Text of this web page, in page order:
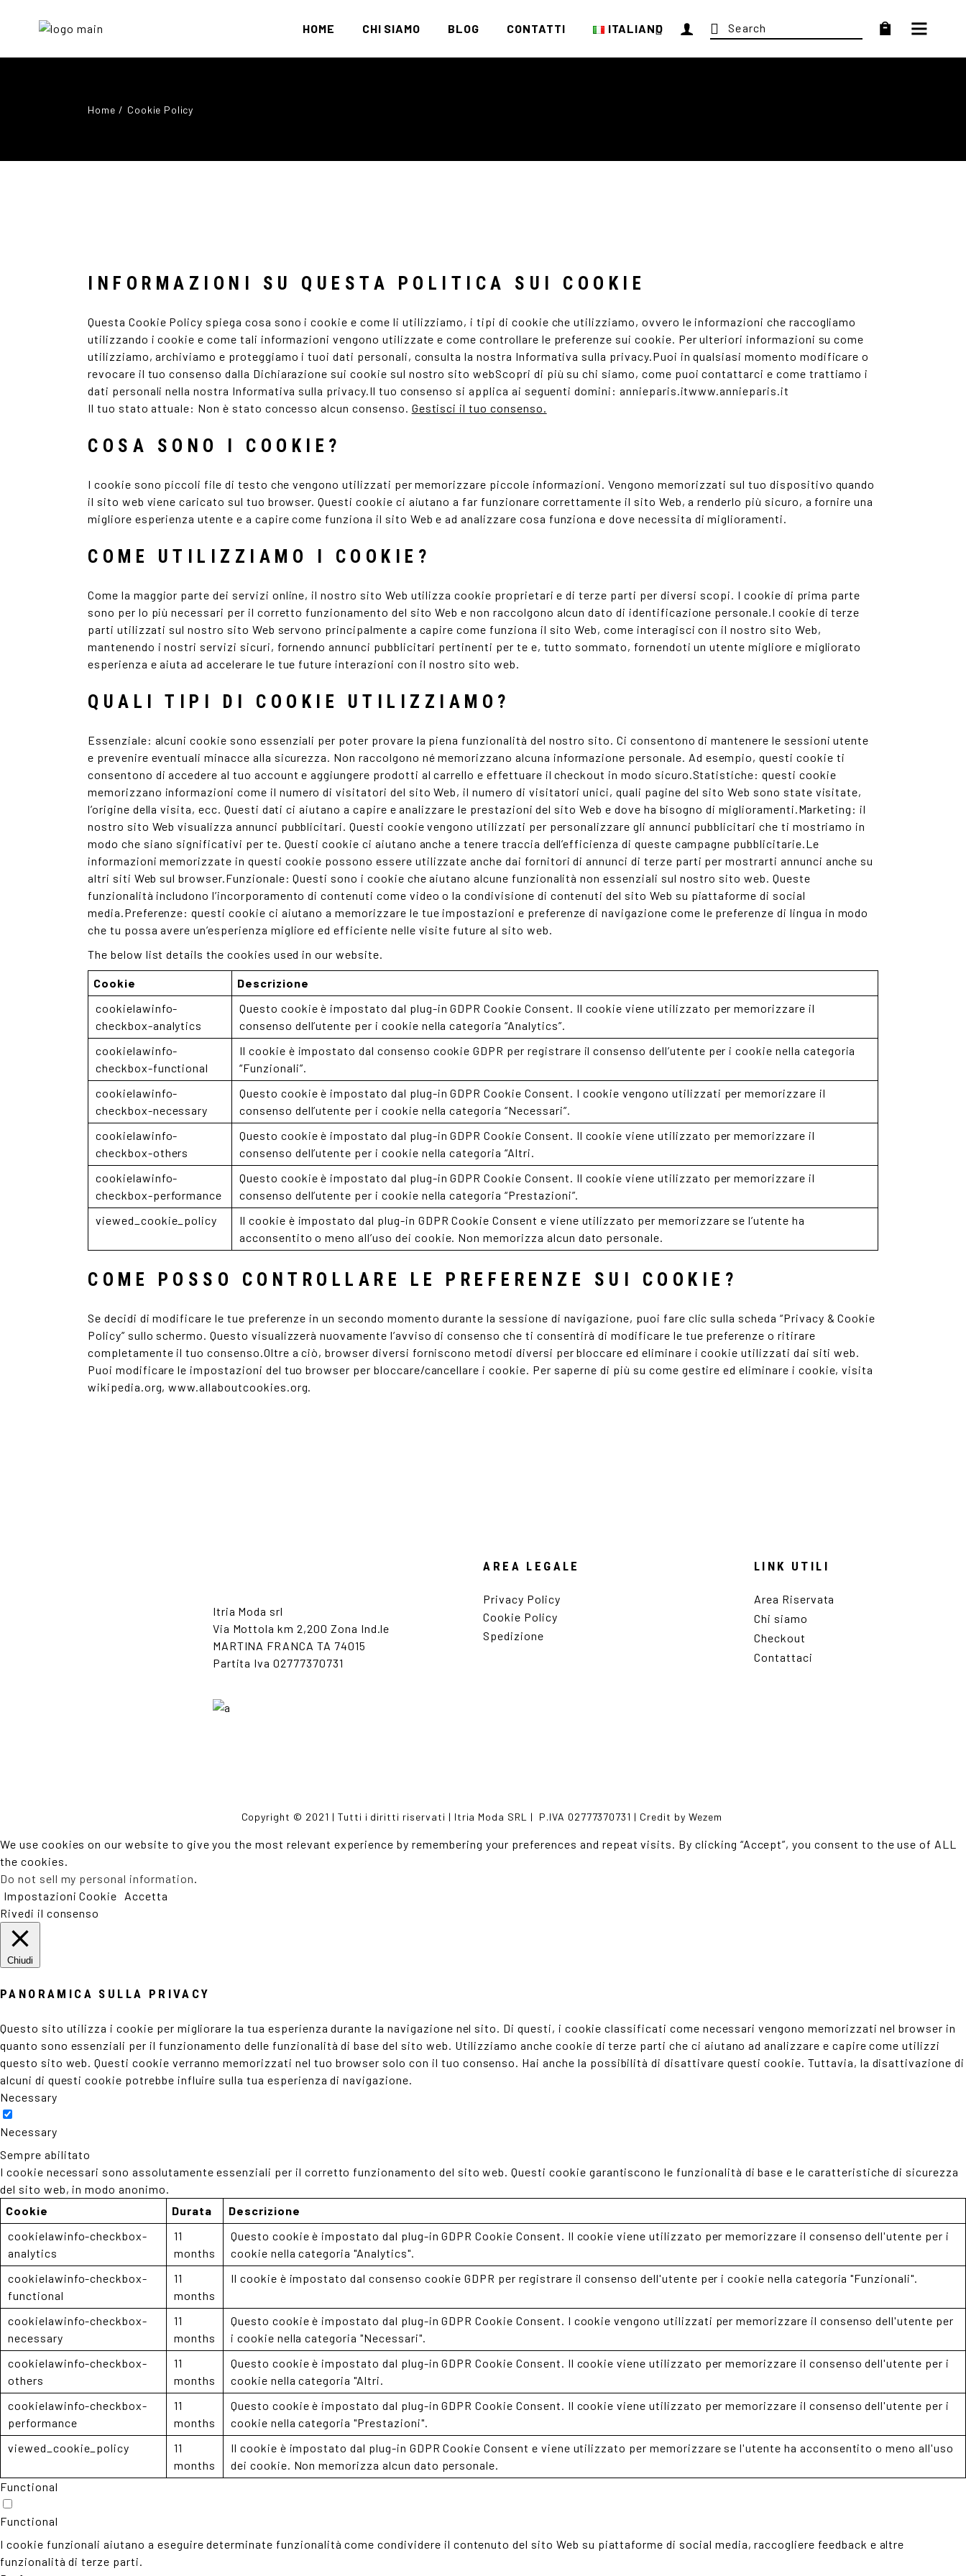
HOME CHI SIAMO BLOG CONTATTI ITALIANO
Search
for:
Home Cookie Policy
INFORMAZIONI SU QUESTA POLITICA SUI COOKIE
Questa Cookie Policy spiega cosa sono i cookie e come li utilizziamo, i tipi di cookie che utilizziamo, ovvero le informazioni che raccogliamo
utilizzando i cookie e come tali informazioni vengono utilizzate e come controllare le preferenze sui cookie. Per ulteriori informazioni su come
utilizziamo, archiviamo e proteggiamo i tuoi dati personali, consulta la nostra Informativa sulla privacy.Puoi in qualsiasi momento modificare o
revocare il tuo consenso dalla Dichiarazione sui cookie sul nostro sito webScopri di più su chi siamo, come puoi contattarci e come trattiamo i
dati personali nella nostra Informativa sulla privacy.Il tuo consenso si applica ai seguenti domini: annieparis.itwww.annieparis.it
Il tuo stato attuale: Non è stato concesso alcun consenso. Gestisci il tuo consenso.
COSA SONO I COOKIE?
I cookie sono piccoli file di testo che vengono utilizzati per memorizzare piccole informazioni. Vengono memorizzati sul tuo dispositivo quando
il sito web viene caricato sul tuo browser. Questi cookie ci aiutano a far funzionare correttamente il sito Web, a renderlo più sicuro, a fornire una
migliore esperienza utente e a capire come funziona il sito Web e ad analizzare cosa funziona e dove necessita di miglioramenti.
COME UTILIZZIAMO I COOKIE?
Come la maggior parte dei servizi online, il nostro sito Web utilizza cookie proprietari e di terze parti per diversi scopi. I cookie di prima parte
sono per lo più necessari per il corretto funzionamento del sito Web e non raccolgono alcun dato di identificazione personale.I cookie di terze
parti utilizzati sul nostro sito Web servono principalmente a capire come funziona il sito Web, come interagisci con il nostro sito Web,
mantenendo i nostri servizi sicuri, fornendo annunci pubblicitari pertinenti per te e, tutto sommato, fornendoti un utente migliore e migliorato
esperienza e aiuta ad accelerare le tue future interazioni con il nostro sito web.
QUALI TIPI DI COOKIE UTILIZZIAMO?
Essenziale: alcuni cookie sono essenziali per poter provare la piena funzionalità del nostro sito. Ci consentono di mantenere le sessioni utente
e prevenire eventuali minacce alla sicurezza. Non raccolgono né memorizzano alcuna informazione personale. Ad esempio, questi cookie ti
consentono di accedere al tuo account e aggiungere prodotti al carrello e effettuare il checkout in modo sicuro.Statistiche: questi cookie
memorizzano informazioni come il numero di visitatori del sito Web, il numero di visitatori unici, quali pagine del sito Web sono state visitate,
l’origine della visita, ecc. Questi dati ci aiutano a capire e analizzare le prestazioni del sito Web e dove ha bisogno di miglioramenti.Marketing: il
nostro sito Web visualizza annunci pubblicitari. Questi cookie vengono utilizzati per personalizzare gli annunci pubblicitari che ti mostriamo in
modo che siano significativi per te. Questi cookie ci aiutano anche a tenere traccia dell’efficienza di queste campagne pubblicitarie.Le
informazioni memorizzate in questi cookie possono essere utilizzate anche dai fornitori di annunci di terze parti per mostrarti annunci anche su
altri siti Web sul browser.Funzionale: Questi sono i cookie che aiutano alcune funzionalità non essenziali sul nostro sito web. Queste
funzionalità includono l’incorporamento di contenuti come video o la condivisione di contenuti del sito Web su piattaforme di social
media.Preferenze: questi cookie ci aiutano a memorizzare le tue impostazioni e preferenze di navigazione come le preferenze di lingua in modo
che tu possa avere un’esperienza migliore ed efficiente nelle visite future al sito web.
The below list details the cookies used in our website.
Cookie
Descrizione
cookielawinfo-
checkbox-analytics
Questo cookie è impostato dal plug-in GDPR Cookie Consent. Il cookie viene utilizzato per memorizzare il
consenso dell’utente per i cookie nella categoria “Analytics”.
cookielawinfo-
checkbox-functional
Il cookie è impostato dal consenso cookie GDPR per registrare il consenso dell’utente per i cookie nella categoria
“Funzionali”.
cookielawinfo-
checkbox-necessary
Questo cookie è impostato dal plug-in GDPR Cookie Consent. I cookie vengono utilizzati per memorizzare il
consenso dell’utente per i cookie nella categoria “Necessari”.
cookielawinfo-
checkbox-others
Questo cookie è impostato dal plug-in GDPR Cookie Consent. Il cookie viene utilizzato per memorizzare il
consenso dell’utente per i cookie nella categoria “Altri.
cookielawinfo-
checkbox-performance
Questo cookie è impostato dal plug-in GDPR Cookie Consent. Il cookie viene utilizzato per memorizzare il
consenso dell’utente per i cookie nella categoria “Prestazioni”.
viewed_cookie_policy
Il cookie è impostato dal plug-in GDPR Cookie Consent e viene utilizzato per memorizzare se l’utente ha
acconsentito o meno all’uso dei cookie. Non memorizza alcun dato personale.
COME POSSO CONTROLLARE LE PREFERENZE SUI COOKIE?
Se decidi di modificare le tue preferenze in un secondo momento durante la sessione di navigazione, puoi fare clic sulla scheda “Privacy & Cookie
Policy” sullo schermo. Questo visualizzerà nuovamente l’avviso di consenso che ti consentirà di modificare le tue preferenze o ritirare
completamente il tuo consenso.Oltre a ciò, browser diversi forniscono metodi diversi per bloccare ed eliminare i cookie utilizzati dai siti web.
Puoi modificare le impostazioni del tuo browser per bloccare/cancellare i cookie. Per saperne di più su come gestire ed eliminare i cookie, visita
wikipedia.org, www.allaboutcookies.org.
Itria Moda srl
Via Mottola km 2,200 Zona Ind.le
MARTINA FRANCA TA 74015
Partita Iva 02777370731
AREA LEGALE
Privacy Policy
Cookie Policy
Spedizione
LINK UTILI
Area Riservata
Chi siamo
Checkout
Contattaci
Copyright © 2021 | Tutti i diritti riservati | Itria Moda SRL | P.IVA 02777370731 | Credit by Wezem
We use cookies on our website to give you the most relevant experience by remembering your preferences and repeat visits. By clicking “Accept”, you consent to the use of ALL
the cookies.
Do not sell my personal information.
Impostazioni Cookie
Accetta
Rivedi il consenso
Chiudi
PANORAMICA SULLA PRIVACY
Questo sito utilizza i cookie per migliorare la tua esperienza durante la navigazione nel sito. Di questi, i cookie classificati come necessari vengono memorizzati nel browser in
quanto sono essenziali per il funzionamento delle funzionalità di base del sito web. Utilizziamo anche cookie di terze parti che ci aiutano ad analizzare e capire come utilizzi
questo sito web. Questi cookie verranno memorizzati nel tuo browser solo con il tuo consenso. Hai anche la possibilità di disattivare questi cookie. Tuttavia, la disattivazione di
alcuni di questi cookie potrebbe influire sulla tua esperienza di navigazione.
Necessary
Necessary
Sempre abilitato
I cookie necessari sono assolutamente essenziali per il corretto funzionamento del sito web. Questi cookie garantiscono le funzionalità di base e le caratteristiche di sicurezza
del sito web, in modo anonimo.
Cookie
Durata
Descrizione
cookielawinfo-checkbox-
analytics
11
months
Questo cookie è impostato dal plug-in GDPR Cookie Consent. Il cookie viene utilizzato per memorizzare il consenso dell'utente per i
cookie nella categoria "Analytics".
cookielawinfo-checkbox-
functional
11
months
Il cookie è impostato dal consenso cookie GDPR per registrare il consenso dell'utente per i cookie nella categoria "Funzionali".
cookielawinfo-checkbox-
necessary
11
months
Questo cookie è impostato dal plug-in GDPR Cookie Consent. I cookie vengono utilizzati per memorizzare il consenso dell'utente per
i cookie nella categoria "Necessari".
cookielawinfo-checkbox-
others
11
months
Questo cookie è impostato dal plug-in GDPR Cookie Consent. Il cookie viene utilizzato per memorizzare il consenso dell'utente per i
cookie nella categoria "Altri.
cookielawinfo-checkbox-
performance
11
months
Questo cookie è impostato dal plug-in GDPR Cookie Consent. Il cookie viene utilizzato per memorizzare il consenso dell'utente per i
cookie nella categoria "Prestazioni".
viewed_cookie_policy
11
months
Il cookie è impostato dal plug-in GDPR Cookie Consent e viene utilizzato per memorizzare se l'utente ha acconsentito o meno all'uso
dei cookie. Non memorizza alcun dato personale.
Functional
Functional
I cookie funzionali aiutano a eseguire determinate funzionalità come condividere il contenuto del sito Web su piattaforme di social media, raccogliere feedback e altre
funzionalità di terze parti.